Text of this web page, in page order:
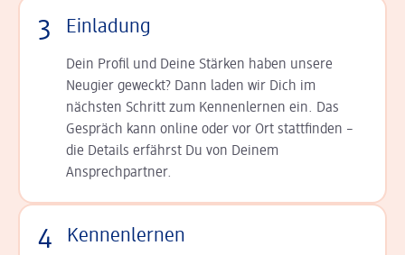
3 Einladung
Dein Profil und Deine Stär­ken haben unsere
Neugier geweckt? Dann laden wir Dich im
nächsten Schritt zum Kennen­lernen ein. Das
Gespräch kann online oder vor Ort statt­finden –
die Details er­fährst Du von Deinem
Ansprechpartner.
4 Kennenlernen